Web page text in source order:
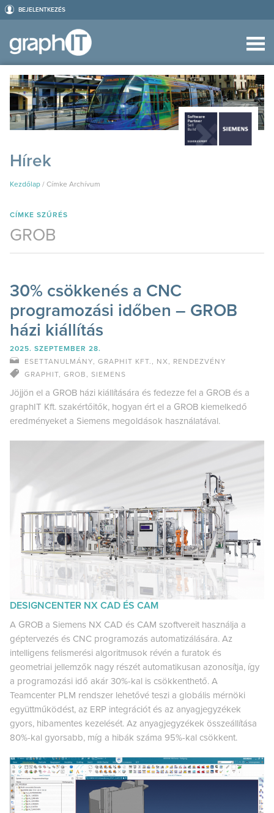
BEJELENTKEZÉS
Hírek
Kezdőlap / Címke Archívum
CÍMKE SZŰRÉS
GROB
30% csökkenés a CNC
programozási időben – GROB
házi kiállítás
2025. SZEPTEMBER 28.
ESETTANULMÁNY, GRAPHIT KFT. , NX, RENDEZVÉNY
GRAPHIT, GROB , SIEMENS
Jöjjön el a GROB házi kiállítására és fedezze fel a GROB és a
graphIT Kft. szakértőitők, hogyan ért el a GROB kiemelkedő
eredményeket a Siemens megoldások használatával.
DESIGNCENTER NX CAD ÉS CAM
A GROB a Siemens NX CAD és CAM szoftvereit használja a
géptervezés és CNC programozás automatizálására. Az
intelligens felismerési algoritmusok révén a furatok és
geometriai jellemzők nagy részét automatikusan azonosítja, így
a programozási idő akár 30%-kal is csökkenthető. A
Teamcenter PLM rendszer lehetővé teszi a globális mérnöki
együttműködést, az ERP integrációt és az anyagjegyzékek
gyors, hibamentes kezelését. Az anyagjegyzékek összeállítása
80%-kal gyorsabb, míg a hibák száma 95%-kal csökkent.